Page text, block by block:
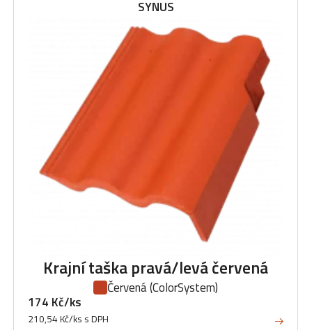
SYNUS
Krajní taška pravá/levá červená
Červená(ColorSystem)
174 Kč/ks
210,54 Kč/ks s DPH